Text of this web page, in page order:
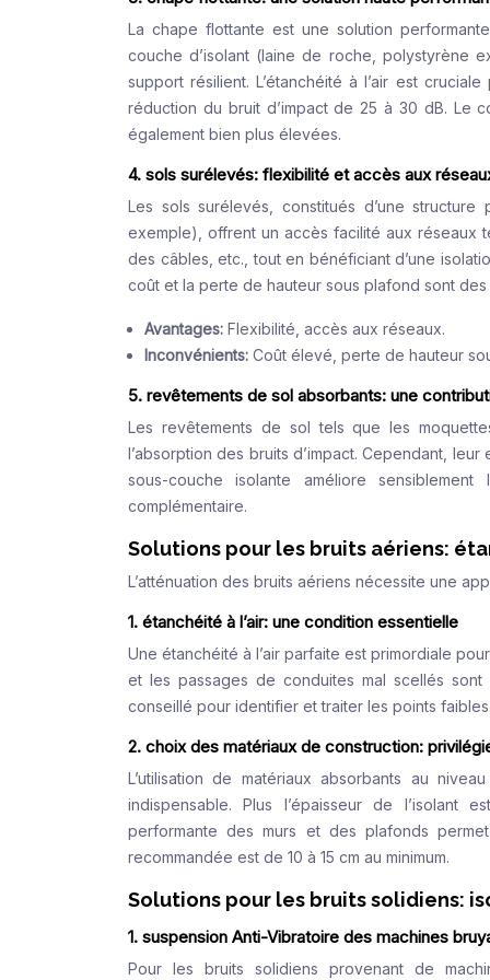
La chape flottante est une solution
couche d’isolant (laine de roche, polystyrène
support résilient. L’étanchéité à l’air est
réduction du bruit d’impact de 25 à 30 dB. Le
également bien plus élevées.
4. sols surélevés: flexibilité et accès aux
Les sols surélevés, constitués d’une
exemple), offrent un accès facilité aux réseaux
des câbles, etc., tout en bénéficiant d’une
coût et la perte de hauteur sous plafond sont
Avantages: Flexibilité, accès aux réseaux.
Inconvénients: Coût élevé, perte de hauteur
5. revêtements de sol absorbants: une
Les revêtements de sol tels que les
l’absorption des bruits d’impact. Cependant,
sous-couche isolante améliore
complémentaire.
Solutions pour les bruits aériens:
L’atténuation des bruits aériens nécessite une
1. étanchéité à l’air: une condition essentielle
Une étanchéité à l’air parfaite est primordiale
et les passages de conduites mal scellés sont
conseillé pour identifier et traiter les points
2. choix des matériaux de construction:
L’utilisation de matériaux absorbants au
indispensable. Plus l’épaisseur de l’isolant
performante des murs et des plafonds
recommandée est de 10 à 15 cm au minimum.
Solutions pour les bruits solidiens:
1. suspension Anti-Vibratoire des machines
Pour les bruits solidiens provenant de